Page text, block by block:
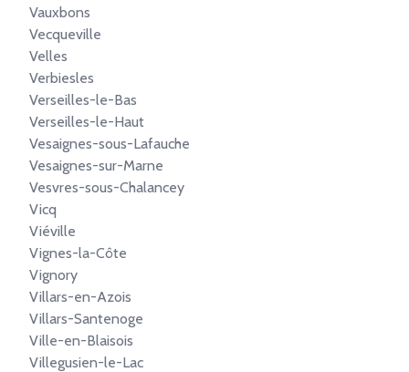
Vauxbons
Vecqueville
Velles
Verbiesles
Verseilles-le-Bas
Verseilles-le-Haut
Vesaignes-sous-Lafauche
Vesaignes-sur-Marne
Vesvres-sous-Chalancey
Vicq
Viéville
Vignes-la-Côte
Vignory
Villars-en-Azois
Villars-Santenoge
Ville-en-Blaisois
Villegusien-le-Lac